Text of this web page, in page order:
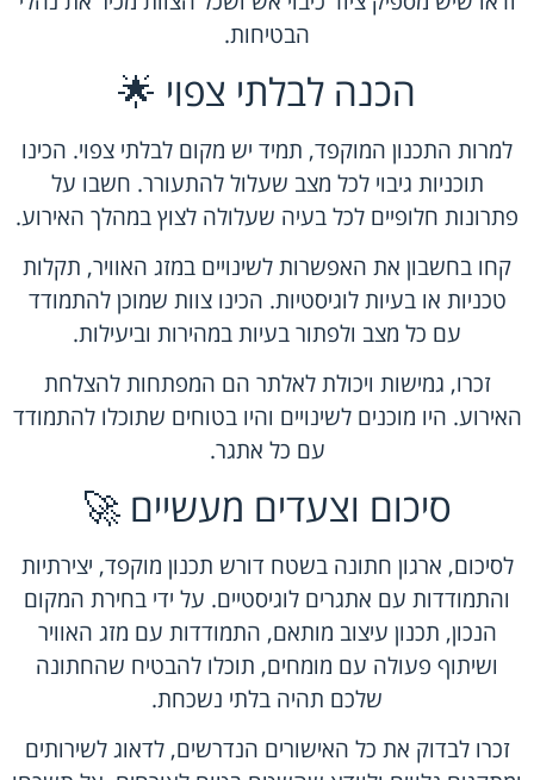
הבטיחות.
הכנה לבלתי צפוי 🌟
למרות התכנון המוקפד, תמיד יש מקום לבלתי צפוי. הכינו
תוכניות גיבוי לכל מצב שעלול להתעורר. חשבו על
פתרונות חלופיים לכל בעיה שעלולה לצוץ במהלך האירוע.
קחו בחשבון את האפשרות לשינויים במזג האוויר, תקלות
טכניות או בעיות לוגיסטיות. הכינו צוות שמוכן להתמודד
עם כל מצב ולפתור בעיות במהירות וביעילות.
זכרו, גמישות ויכולת לאלתר הם המפתחות להצלחת
האירוע. היו מוכנים לשינויים והיו בטוחים שתוכלו להתמודד
עם כל אתגר.
סיכום וצעדים מעשיים 🚀
לסיכום, ארגון חתונה בשטח דורש תכנון מוקפד, יצירתיות
והתמודדות עם אתגרים לוגיסטיים. על ידי בחירת המקום
הנכון, תכנון עיצוב מותאם, התמודדות עם מזג האוויר
ושיתוף פעולה עם מומחים, תוכלו להבטיח שהחתונה
שלכם תהיה בלתי נשכחת.
זכרו לבדוק את כל האישורים הנדרשים, לדאוג לשירותים